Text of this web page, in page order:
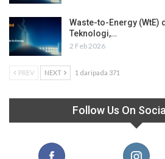
Waste-to-Energy (WtE)
Teknologi,…
2 Feb 2026
PREV NEXT 1 daripada 371
Follow Us On